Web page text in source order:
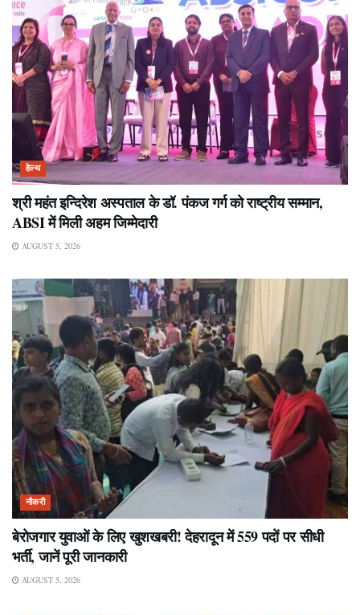
हेल्थ
श्री महंत इन्दिरेश अस्पताल के डॉ. पंकज गर्ग को राष्ट्रीय सम्मान,
ABSI में मिली अहम जिम्मेदारी
AUGUST 5, 2026
नौकरी
बेरोजगार युवाओं के लिए खुशखबरी! देहरादून में 559 पदों पर सीधी
भर्ती, जानें पूरी जानकारी
AUGUST 5, 2026